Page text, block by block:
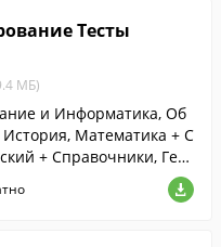
Тесты
МБ)
и Информатика, Об
Математика + С
+ Справочники, Геог
и Сестринское дело, Ф
психиатрия.